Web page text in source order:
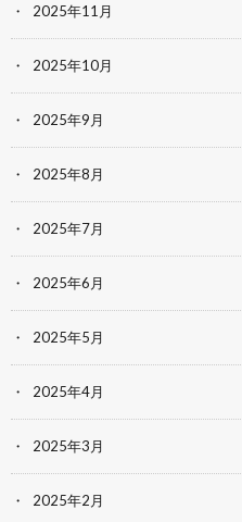
2025年11月
2025年10月
2025年9月
2025年8月
2025年7月
2025年6月
2025年5月
2025年4月
2025年3月
2025年2月